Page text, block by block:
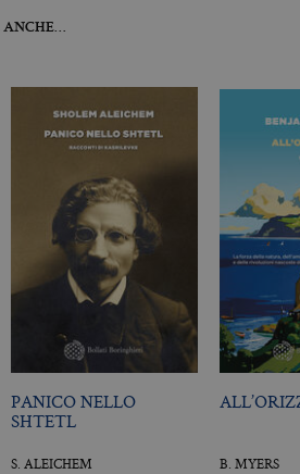
ANCHE…
PANICO NELLO
SHTETL
S. ALEICHEM B. MYERS
Facebook per fornire una serie di prodotti